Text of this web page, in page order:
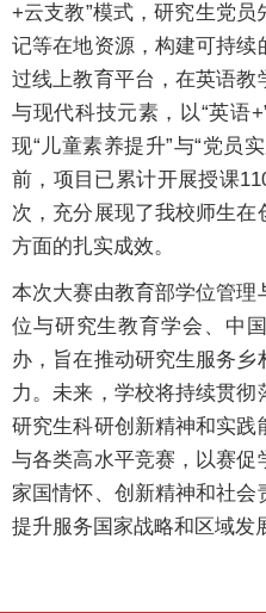
+云支教”模式，研究生党
记等在地资源，构建可持续
过线上教育平台，在英语
与现代科技元素，以“英语
现“儿童素养提升”与“党员
前，项目已累计开展授课
次，充分展现了我校师生
方面的扎实成效。
本次大赛由教育部学位管理
位与研究生教育学会、中
办，旨在推动研究生服务
力。未来，学校将持续贯
研究生科研创新精神和实践
与各类高水平竞赛，以赛
家国情怀、创新精神和社
提升服务国家战略和区域发